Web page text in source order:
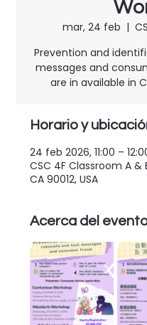
mar, 24 feb
  |
Prevention and
messages and
are in available in
Horario y
24 feb 2026, 11:00 –
CSC 4F Classroom A &
CA 90012, USA
Acerca del